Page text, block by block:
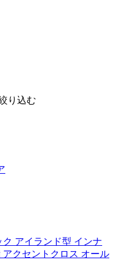
り込む
ク アイランド型 インナ
アクセントクロス オール